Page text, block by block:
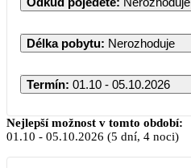
Délka pobytu: Nerozhoduje
Termín: 01.10 - 05.10.2026
PO
Nejlepší možnost v tomto období:
01.10 - 05.10.2026 (5 dní, 4 noci)